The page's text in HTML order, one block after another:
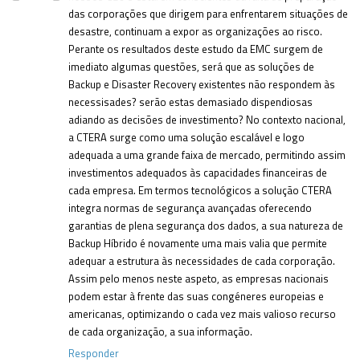
das corporações que dirigem para enfrentarem situações de
desastre, continuam a expor as organizações ao risco.
Perante os resultados deste estudo da EMC surgem de
imediato algumas questões, será que as soluções de
Backup e Disaster Recovery existentes não respondem às
necessisades? serão estas demasiado dispendiosas
adiando as decisões de investimento? No contexto nacional,
a CTERA surge como uma solução escalável e logo
adequada a uma grande faixa de mercado, permitindo assim
investimentos adequados às capacidades financeiras de
cada empresa. Em termos tecnológicos a solução CTERA
integra normas de segurança avançadas oferecendo
garantias de plena segurança dos dados, a sua natureza de
Backup Híbrido é novamente uma mais valia que permite
adequar a estrutura às necessidades de cada corporação.
Assim pelo menos neste aspeto, as empresas nacionais
podem estar à frente das suas congéneres europeias e
americanas, optimizando o cada vez mais valioso recurso
de cada organização, a sua informação.
Responder